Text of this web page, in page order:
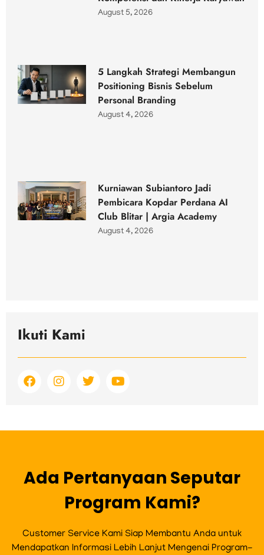
August 5, 2026
5 Langkah Strategi Membangun
Positioning Bisnis Sebelum
Personal Branding
August 4, 2026
Kurniawan Subiantoro Jadi
Pembicara Kopdar Perdana AI
Club Blitar | Argia Academy
August 4, 2026
Ikuti Kami
F
a
o
I
n
g
m
T
w
e
Y
o
b
Ada Pertanyaan Seputar
Program Kami?
Customer Service Kami Siap Membantu Anda untuk
Mendapatkan Informasi Lebih Lanjut Mengenai Program-